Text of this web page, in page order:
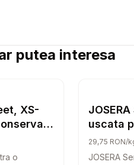
putea interesa
Hrana Pasari
XS-
o
uscata
carne
29,75 RON/
JOSERA